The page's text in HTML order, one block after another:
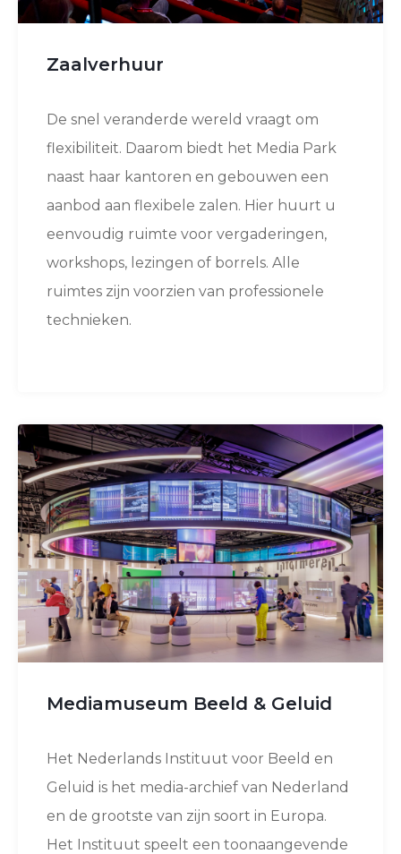
Zaalverhuur
De snel veranderde wereld vraagt om
flexibiliteit. Daarom biedt het Media Park
naast haar kantoren en gebouwen een
aanbod aan flexibele zalen. Hier huurt u
eenvoudig ruimte voor vergaderingen,
workshops, lezingen of borrels. Alle
ruimtes zijn voorzien van professionele
technieken.
Mediamuseum Beeld & Geluid
Het Nederlands Instituut voor Beeld en
Geluid is het media-archief van Nederland
en de grootste van zijn soort in Europa.
Het Instituut speelt een toonaangevende